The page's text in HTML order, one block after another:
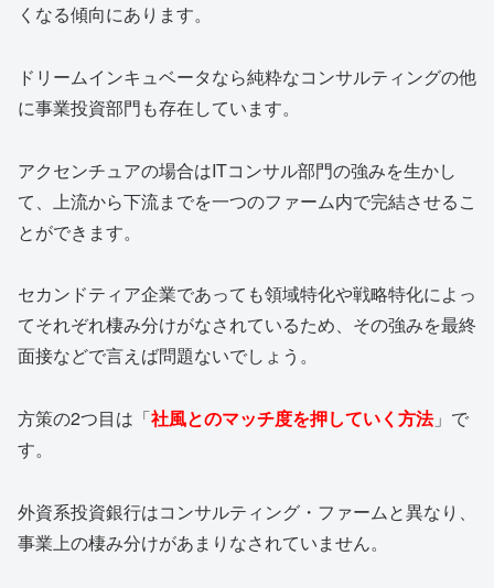
くなる傾向にあります。
ドリームインキュベータなら純粋なコンサルティングの他
に事業投資部門も存在しています。
アクセンチュアの場合はITコンサル部門の強みを生かし
て、上流から下流までを一つのファーム内で完結させるこ
とができます。
セカンドティア企業であっても領域特化や戦略特化によっ
てそれぞれ棲み分けがなされているため、その強みを最終
面接などで言えば問題ないでしょう。
方策の2つ目は「社風とのマッチ度を押していく方法」で
す。
外資系投資銀行はコンサルティング・ファームと異なり、
事業上の棲み分けがあまりなされていません。